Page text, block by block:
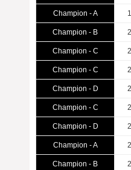
Champion - A
Champion - B
Champion - C
Champion - C
Champion - D
Champion - C
Champion - D
Champion - A
Champion - B